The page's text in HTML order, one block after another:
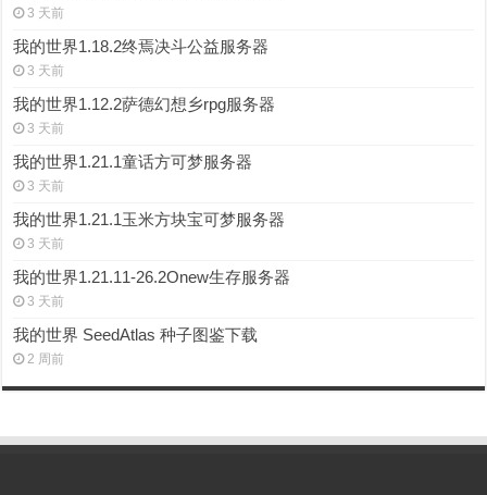
3 天前
我的世界1.18.2终焉决斗公益服务器
3 天前
我的世界1.12.2萨德幻想乡rpg服务器
3 天前
我的世界1.21.1童话方可梦服务器
3 天前
我的世界1.21.1玉米方块宝可梦服务器
3 天前
我的世界1.21.11-26.2Onew生存服务器
3 天前
我的世界 SeedAtlas 种子图鉴下载
2 周前